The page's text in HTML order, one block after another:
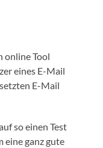
online Tool
eines E-Mail
E-Mail
so einen Test
eine ganz gute